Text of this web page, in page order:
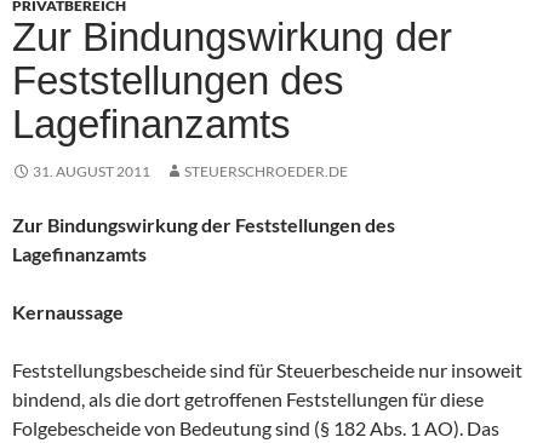
PRIVATBEREICH
Zur Bindungswirkung der
Feststellungen des
Lagefinanzamts
31. AUGUST 2011 STEUERSCHROEDER.DE
Zur Bindungswirkung der Feststellungen des
Lagefinanzamts
Kernaussage
Feststellungsbescheide sind für Steuerbescheide nur insoweit
bindend, als die dort getroffenen Feststellungen für diese
Folgebescheide von Bedeutung sind (§ 182 Abs. 1 AO). Das